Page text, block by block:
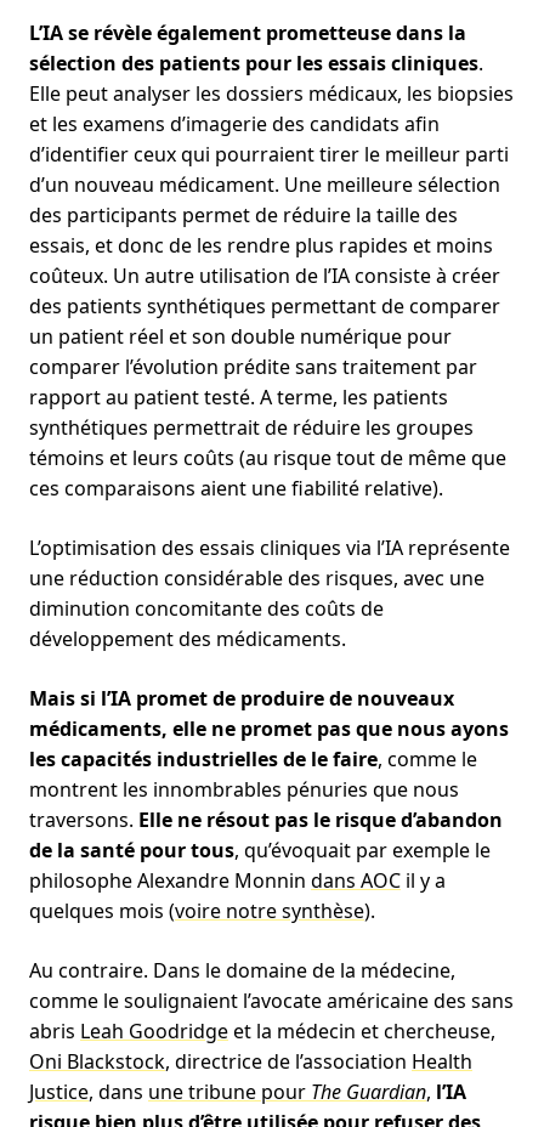
L’IA se révèle également prometteuse dans la
sélection des patients pour les essais cliniques.
Elle peut analyser les dossiers médicaux, les biopsies
et les examens d’imagerie des candidats afin
d’identifier ceux qui pourraient tirer le meilleur parti
d’un nouveau médicament. Une meilleure sélection
des participants permet de réduire la taille des
essais, et donc de les rendre plus rapides et moins
coûteux. Un autre utilisation de l’IA consiste à créer
des patients synthétiques permettant de comparer
un patient réel et son double numérique pour
comparer l’évolution prédite sans traitement par
rapport au patient testé. A terme, les patients
synthétiques permettrait de réduire les groupes
témoins et leurs coûts (au risque tout de même que
ces comparaisons aient une fiabilité relative).
L’optimisation des essais cliniques via l’IA représente
une réduction considérable des risques, avec une
diminution concomitante des coûts de
développement des médicaments.
Mais si l’IA promet de produire de nouveaux
médicaments, elle ne promet pas que nous ayons
les capacités industrielles de le faire, comme le
montrent les innombrables pénuries que nous
traversons. Elle ne résout pas le risque d’abandon
de la santé pour tous, qu’évoquait par exemple le
philosophe Alexandre Monnin dans AOC il y a
quelques mois (voire notre synthèse).
Au contraire. Dans le domaine de la médecine,
comme le soulignaient l’avocate américaine des sans
abris Leah Goodridgeet la médecin et chercheuse,
Oni Blackstock, directrice de l’association Health
Justice, dans une tribune pour The Guardian, l’IA